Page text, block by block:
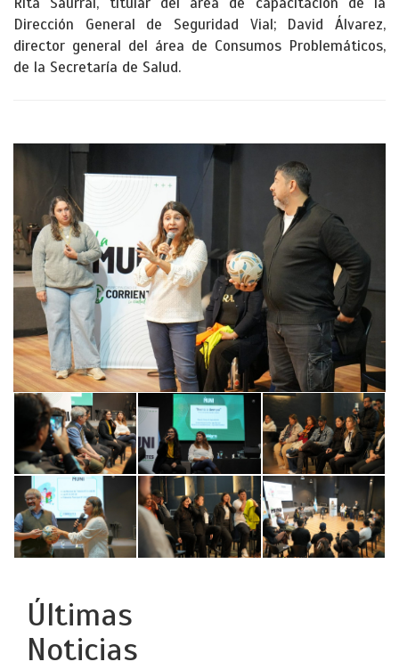
Dirección General de Seguridad Vial; David Álvarez,
director general del área de Consumos Problemáticos,
de la Secretaría de Salud.
Últimas
Noticias